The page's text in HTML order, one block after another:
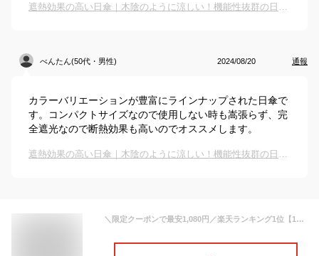
遮熱効果の高い日傘｜木陰のように涼しい！機能性抜群の日傘のおすすめは？
べんたん(50代・男性) 2024/08/20 通報
カラーバリエーションが豊富にラインナップされた日傘で
す。コンパクトサイズなので使用しない時も嵩張らず、完
全遮光なので断熱効果も高いのでオススメします。
遮熱効果の高い日傘｜木陰のように涼しい！機能性抜群の日傘のおすすめは？
＼限定クーポンで最安1,080円／楽天ランキング1位【1年保証】 完全遮光 日傘 長傘 折りたたみ傘 折りたたみ日傘 遮光率100% 1級遮光 紫外線 遮熱 かわいい 可愛い おしゃれ きれいめ フリル 雨傘 かさ 晴雨兼用 UVカット 軽量 シンプル バイカラー レディース 傘 ギフト